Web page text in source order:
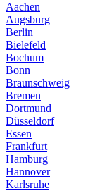
Aachen
Augsburg
Berlin
Bielefeld
Bochum
Bonn
Braunschweig
Bremen
Dortmund
Düsseldorf
Essen
Frankfurt
Hamburg
Hannover
Karlsruhe